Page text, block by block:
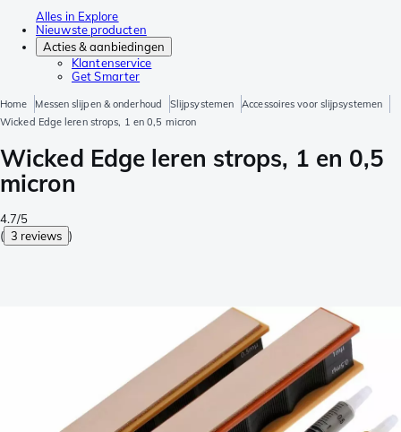
Alles in Explore
Nieuwste producten
Acties & aanbiedingen
Klantenservice
Get Smarter
Home Messen slijpen & onderhoud Slijpsystemen
Accessoires voor slijpsystemen
Wicked Edge leren strops, 1 en 0,5 micron
Wicked Edge leren strops, 1 en 0,5
micron
4.7/5
( 3 reviews )